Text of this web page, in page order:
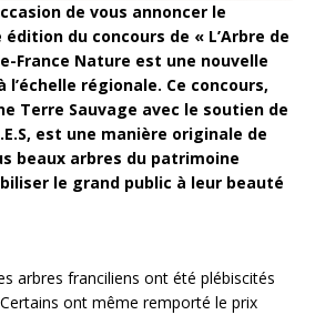
de vous annoncer le
du concours de « L’Arbre de
France Nature est une nouvelle
l’échelle régionale. Ce concours,
Terre Sauvage avec le soutien de
est une manière originale de
beaux arbres du patrimoine
le grand public à leur beauté
arbres franciliens ont été plébiscités
ont même remporté le prix